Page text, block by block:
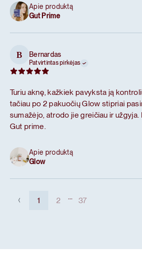
Apie produktą
Gut Prime
B Bernardas
Patvirtintas pirkėjas
Turiu aknę, kažkiek pavyksta ją
tačiau po 2 pakuočių Glow stipriai
sumažėjo, atrodo jie greičiau ir užgyja.
Gut prime.
Apie produktą
Glow
1 2 37